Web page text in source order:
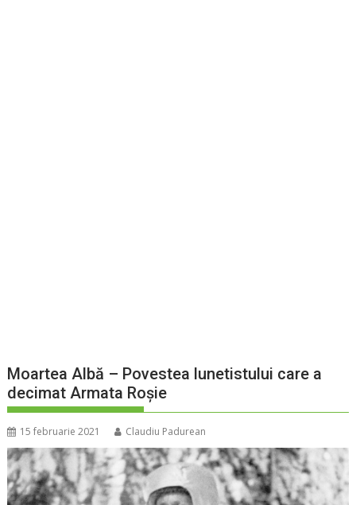
Moartea Albă – Povestea lunetistului care a
decimat Armata Roșie
15 februarie 2021 Claudiu Padurean